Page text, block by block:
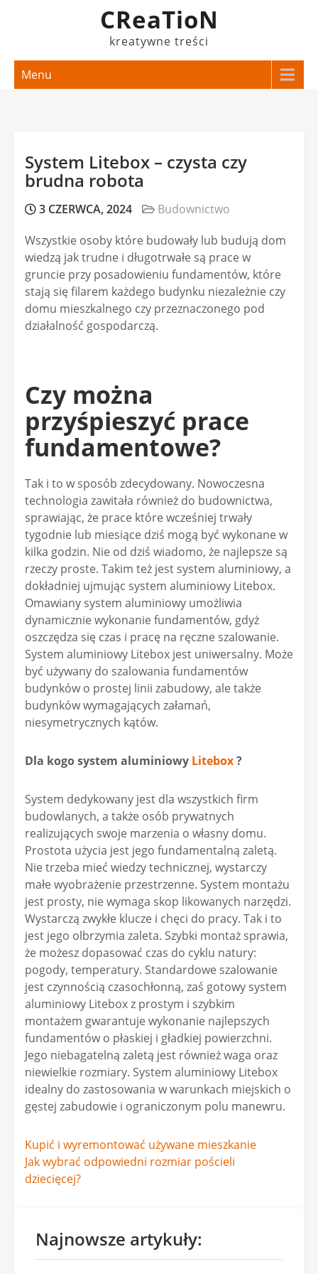
CReaTioN
kreatywne treści
Menu
System Litebox – czysta czy
brudna robota
3 CZERWCA, 2024
Budownictwo
Wszystkie osoby które budowały lub budują dom
wiedzą jak trudne i długotrwałe są prace w
gruncie przy posadowieniu fundamentów, które
stają się filarem każdego budynku niezależnie czy
domu mieszkalnego czy przeznaczonego pod
działalność gospodarczą.
Czy można
przyśpieszyć prace
fundamentowe?
Tak i to w sposób zdecydowany. Nowoczesna
technologia zawitała również do budownictwa,
sprawiając, że prace które wcześniej trwały
tygodnie lub miesiące dziś mogą być wykonane w
kilka godzin. Nie od dziś wiadomo, że najlepsze są
rzeczy proste. Takim też jest system aluminiowy, a
dokładniej ujmując system aluminiowy Litebox.
Omawiany system aluminiowy umożliwia
dynamicznie wykonanie fundamentów, gdyż
oszczędza się czas i pracę na ręczne szalowanie.
System aluminiowy Litebox jest uniwersalny. Może
być używany do szalowania fundamentów
budynków o prostej linii zabudowy, ale także
budynków wymagających załamań,
niesymetrycznych kątów.
Dla kogo system aluminiowy Litebox?
System dedykowany jest dla wszystkich firm
budowlanych, a także osób prywatnych
realizujących swoje marzenia o własny domu.
Prostota użycia jest jego fundamentalną zaletą.
Nie trzeba mieć wiedzy technicznej, wystarczy
małe wyobrażenie przestrzenne. System montażu
jest prosty, nie wymaga skop likowanych narzędzi.
Wystarczą zwykłe klucze i chęci do pracy. Tak i to
jest jego olbrzymia zaleta. Szybki montaż sprawia,
że możesz dopasować czas do cyklu natury:
pogody, temperatury. Standardowe szalowanie
jest czynnością czasochłonną, zaś gotowy system
aluminiowy Litebox z prostym i szybkim
montażem gwarantuje wykonanie najlepszych
fundamentów o płaskiej i gładkiej powierzchni.
Jego niebagatelną zaletą jest również waga oraz
niewielkie rozmiary. System aluminiowy Litebox
idealny do zastosowania w warunkach miejskich o
gęstej zabudowie i ograniczonym polu manewru.
Nawigacja
wpisu
Kupić i wyremontować używane mieszkanie
Jak wybrać odpowiedni rozmiar pościeli
dziecięcej?
Najnowsze artykuły: